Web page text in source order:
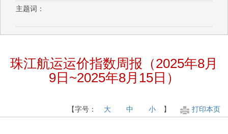
主题词：
珠江航运运价指数周报（2025年8月
9日~2025年8月15日）
【字号： 大 中 小 】 打印本页